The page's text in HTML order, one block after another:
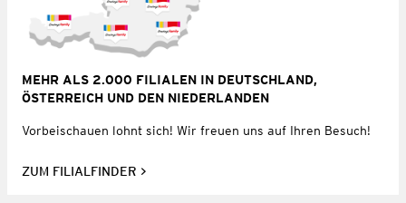
MEHR ALS 2.000 FILIALEN IN DEUTSCHLAND,
ÖSTERREICH UND DEN NIEDERLANDEN
Vorbeischauen lohnt sich! Wir freuen uns auf Ihren Besuch!
ZUM FILIALFINDER